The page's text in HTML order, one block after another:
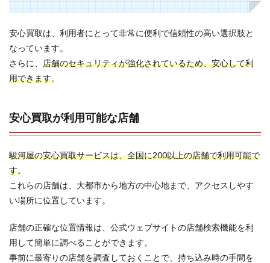
安心買取は、利用者にとって非常に便利で信頼性の高い選択肢と
なっています。
さらに、 店舗のセキュリティが強化されているため、安心して利
用できます。
安心買取が利用可能な店舗
駿河屋の安心買取サービスは、全国に200以上の店舗で利用可能で
す。
これらの店舗は、大都市から地方の中心地まで、アクセスしやす
い場所に位置しています。
店舗の正確な位置情報は、公式ウェブサイトの店舗検索機能を利
用して簡単に調べることができます。
事前に最寄りの店舗を調査しておくことで、持ち込み時の手間を